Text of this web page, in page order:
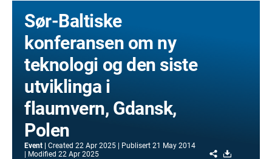
Sør-Baltiske
konferansen om ny
teknologi og den siste
utviklinga i
flaumvern, Gdansk,
Polen
Event Created 22 Apr 2025 Publisert 21 May 2014
Modified 22 Apr 2025 Share